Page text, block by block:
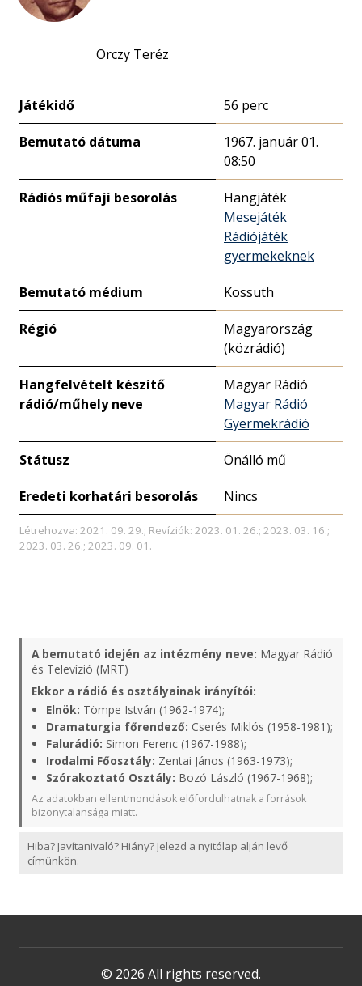
Orczy Teréz
Játékidő 56 perc
Bemutató dátuma
1967. január 01.
08:50
Rádiós műfaji besorolás
Hangjáték
Mesejáték
Rádiójáték
gyermekeknek
Bemutató médium Kossuth
Régió
Magyarország
(közrádió)
Hangfelvételt készítő
rádió/műhely neve
Magyar Rádió
Magyar Rádió
Gyermekrádió
Státusz Önálló mű
Eredeti korhatári besorolás Nincs
Létrehozva: 2021. 09. 29.; Revíziók: 2023. 01. 26.; 2023. 03. 16.;
2023. 03. 26.; 2023. 09. 01.
A bemutató idején az intézmény neve: Magyar Rádió
és Televízió (MRT)
Ekkor a rádió és osztályainak irányítói:
Elnök: Tömpe István (1962-1974);
Dramaturgia főrendező: Cserés Miklós (1958-1981);
Falurádió: Simon Ferenc (1967-1988);
Irodalmi Főosztály: Zentai János (1963-1973);
Szórakoztató Osztály: Bozó László (1967-1968);
Az adatokban ellentmondások előfordulhatnak a források
bizonytalansága miatt.
Hiba? Javítanivaló? Hiány? Jelezd a nyitólap alján levő
címünkön.
© 2026 All rights reserved.